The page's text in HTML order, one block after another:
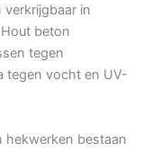
verkrijgbaar in
beton
tegen
tegen vocht en UV-
hekwerken bestaan